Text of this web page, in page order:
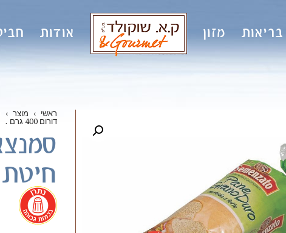
בריאות מזון אודות
ראשי › מוצר ›
דורום 400 גרם
.
חיטת
.